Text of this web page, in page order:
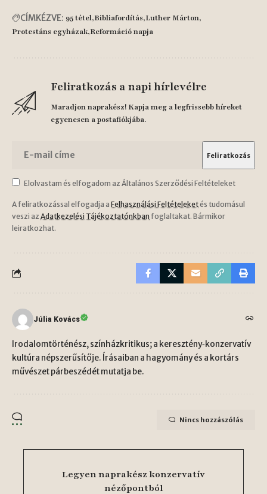
CÍMKÉZVE: 95 tétel Bibliafordítás Luther Márton
Protestáns egyházak Reformáció napja
Feliratkozás a napi hírlevélre
Maradjon naprakész! Kapja meg a legfrissebb híreket
egyenesen a postafiókjába.
Elolvastam és elfogadom az Általános Szerződési Feltételeket
A feliratkozással elfogadja a Felhasználási Feltételeketés tudomásul
veszi az Adatkezelési Tájékoztatónkban foglaltakat. Bármikor
leiratkozhat.
Júlia Kovács
Irodalomtörténész, színházkritikus; a keresztény‑konzervatív
kultúra népszerűsítője. Írásaiban a hagyomány és a kortárs
művészet párbeszédét mutatja be.
Nincs hozzászólás
Legyen naprakész konzervatív
nézőpontból